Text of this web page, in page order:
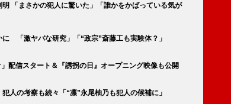
「まさかの犯人に驚いた」「誰かをかばっている気が
に 「激ヤバな研究」「“政宗”斎藤工も実験体？」
配信スタート＆『誘拐の日』オープニング映像も公開
人の考察も続々「“凛”永尾柚乃も犯人の候補に」